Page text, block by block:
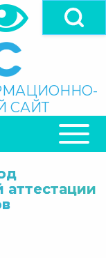
САЙТ
аттестации